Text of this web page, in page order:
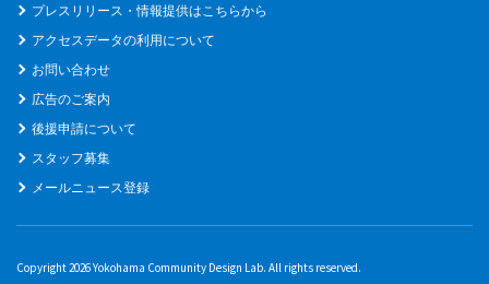
プレスリリース・情報提供はこちらから
アクセスデータの利用について
お問い合わせ
広告のご案内
後援申請について
スタッフ募集
メールニュース登録
Copyright 2026 Yokohama Community Design Lab. All rights reserved.